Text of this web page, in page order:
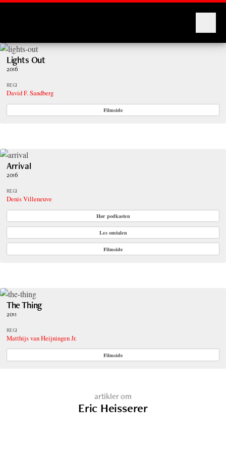
Lights Out
2016
REGI
David F. Sandberg
Filmside
Arrival
2016
REGI
Denis Villeneuve
Hør podkasten
Les omtalen
Filmside
The Thing
2011
REGI
Matthijs van Heijningen Jr.
Filmside
artikler om
Eric Heisserer